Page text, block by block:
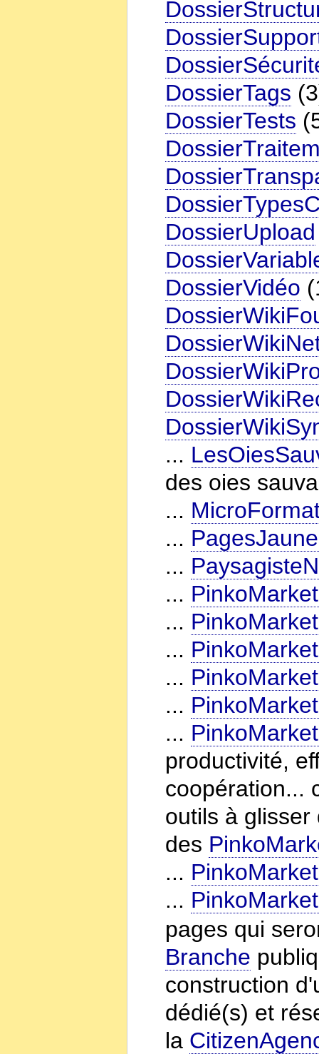
DossierTags
DossierTests
DossierUpload
DossierVidéo
...
des oies
...
...
...
...
...
...
...
...
...
productivité,
coopération...
outils à
des
...
...
pages qui
Branche
construction
dédié(s) et
la